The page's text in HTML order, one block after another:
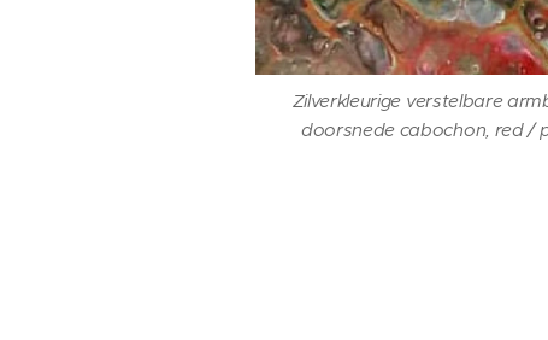
Zilverkleurige verstelbare
doorsnede cabochon, red /